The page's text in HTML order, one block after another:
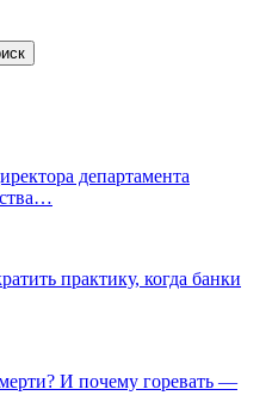
департамента
практику, когда банки
И почему горевать —